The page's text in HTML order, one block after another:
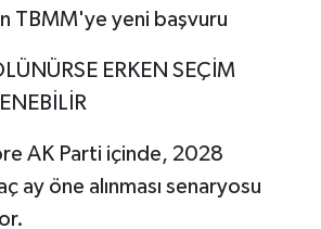
TBMM'ye yeni başvuru
ERKEN SEÇİM
AK Parti içinde, 2028
ay öne alınması senaryosu